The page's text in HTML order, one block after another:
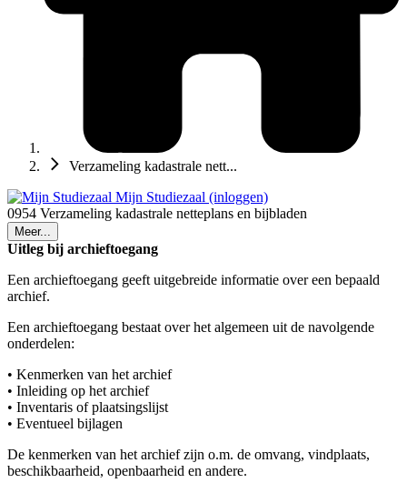
Verzameling kadastrale nett...
Mijn Studiezaal (inloggen)
0954 Verzameling kadastrale netteplans en bijbladen
Meer...
Uitleg bij archieftoegang
Een archieftoegang geeft uitgebreide informatie over een bepaald
archief.
Een archieftoegang bestaat over het algemeen uit de navolgende
onderdelen:
• Kenmerken van het archief
• Inleiding op het archief
• Inventaris of plaatsingslijst
• Eventueel bijlagen
De kenmerken van het archief zijn o.m. de omvang, vindplaats,
beschikbaarheid, openbaarheid en andere.